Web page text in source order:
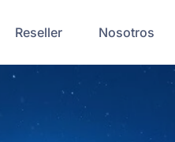
Reseller Nosotros